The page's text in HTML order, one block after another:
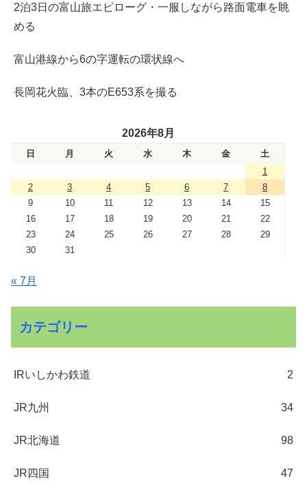
2泊3日の富山旅エピローグ・一服しながら路面電車を眺
める
富山港線から6の字運転の環状線へ
長岡花火臨、3本のE653系を撮る
2026年8月
日 月 火 水 木 金
土
1
2
3 4 5 6 7
8
9
10 11 12 13 14
15
16
17 18 19 20 21
22
23
24 25 26 27 28
29
30
31
« 7月
カテゴリー
IRいしかわ鉄道 2
JR九州 34
JR北海道 98
JR四国 47